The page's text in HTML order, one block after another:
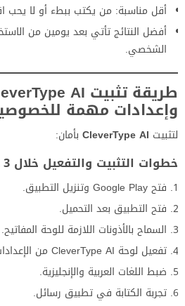
أقل مناسبة: من يكتب ببطء أو لا يحب
أفضل النتائج تأتي بعد يومين من
الشخصي.
وإعدادات مهمة
لتثبيت CleverType AI بأمان:
خطوات التثبيت والتفعيل خلال 3 دقائق
فتح Google Play وتنزيل التطبيق.
فتح التطبيق بعد التحميل.
السماح بالأذونات اللازمة للوحة المفاتيح.
تفعيل لوحة CleverType AI من الإعدادات واختيارها كلوحة افتراضية.
ضبط اللغات العربية والإنجليزية.
تجربة الكتابة في تطبيق رسائل.